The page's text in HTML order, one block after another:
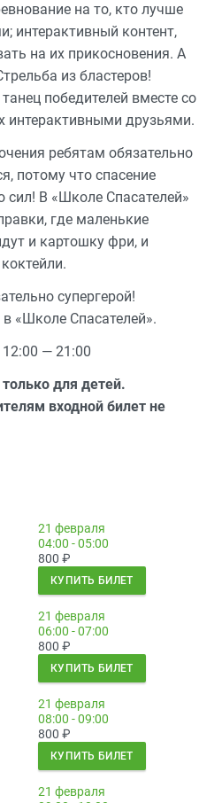
на то, кто лучше
интерактивный контент,
на их прикосновения. А
из бластеров!
победителей вместе со
интерактивными друзьями.
ребятам обязательно
потому что спасение
сил! В «Школе Спасателей»
где маленькие
и картошку фри, и
супергерой!
«Школе Спасателей».
— 21:00
для детей.
входной билет не
21 февраля
04:00 - 05:00
800 ₽
КУПИТЬ БИЛЕТ
21 февраля
06:00 - 07:00
800 ₽
КУПИТЬ БИЛЕТ
21 февраля
08:00 - 09:00
800 ₽
КУПИТЬ БИЛЕТ
21 февраля